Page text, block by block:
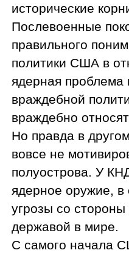
исторические
Послевоенные
правильного
политики США в
ядерная проблема
враждебной
враждебно
Но правда в
вовсе не
полуострова. У
ядерное оружие, в
угрозы со
державой в мире.
С самого начала